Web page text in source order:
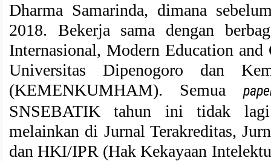
Dharma Samarinda, dimana
2018. Bekerja sama dengan
Internasional, Modern Education and
Universitas Dipenogoro dan
(KEMENKUMHAM). Semua
SNSEBATIK tahun ini tidak
melainkan di Jurnal Terakreditas,
dan HKI/IPR (Hak Kekayaan